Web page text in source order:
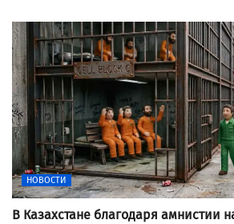
НОВОСТИ
В Казахстане благодаря амнистии